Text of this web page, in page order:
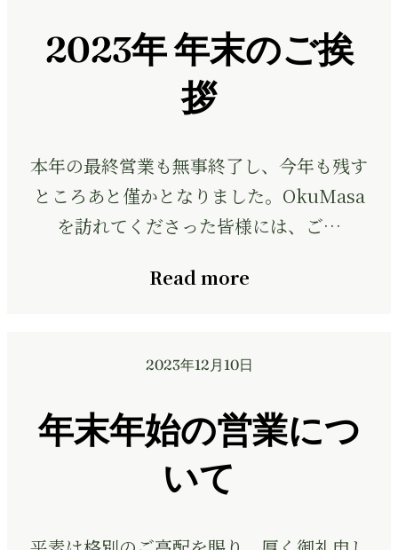
2023年 年末のご挨
拶
本年の最終営業も無事終了し、今年も残す
ところあと僅かとなりました。OkuMasa
を訪れてくださった皆様には、ご…
Read more
2023年12月10日
年末年始の営業につ
いて